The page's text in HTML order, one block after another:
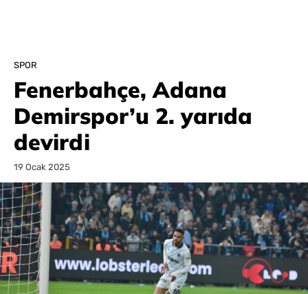
SPOR
Fenerbahçe, Adana
Demirspor’u 2. yarıda
devirdi
19 Ocak 2025